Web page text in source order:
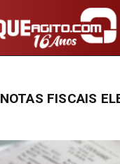
NOTAS FISCAIS